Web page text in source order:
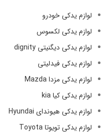
لوازم یدکی خودرو
لوازم یدکی لکسوس
لوازم یدکی دیگنیتی dignity
لوازم یدکی فیدلیتی
لوازم یدکی مزدا Mazda
لوازم یدکی کیا kia
لوازم یدکی هیوندای Hyundai
لوازم یدکی تویوتا Toyota